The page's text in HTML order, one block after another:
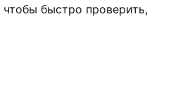
быстро проверить,